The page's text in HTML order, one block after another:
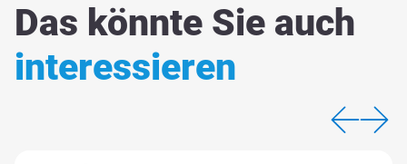
Das könnte Sie auch
interessieren